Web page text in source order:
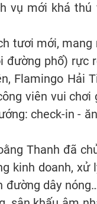
vụ mới khá
tươi mới,
đường phố) rực
Flamingo Hải
viên vui
check-in -
Thanh đã
kinh doanh,
dây